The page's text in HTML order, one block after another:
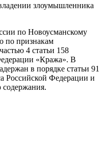
злоумышленника
по Новоусманскому
по признакам
4 статьи 158
«Кража». В
в порядке статьи 91
Российской Федерации и
содержания.